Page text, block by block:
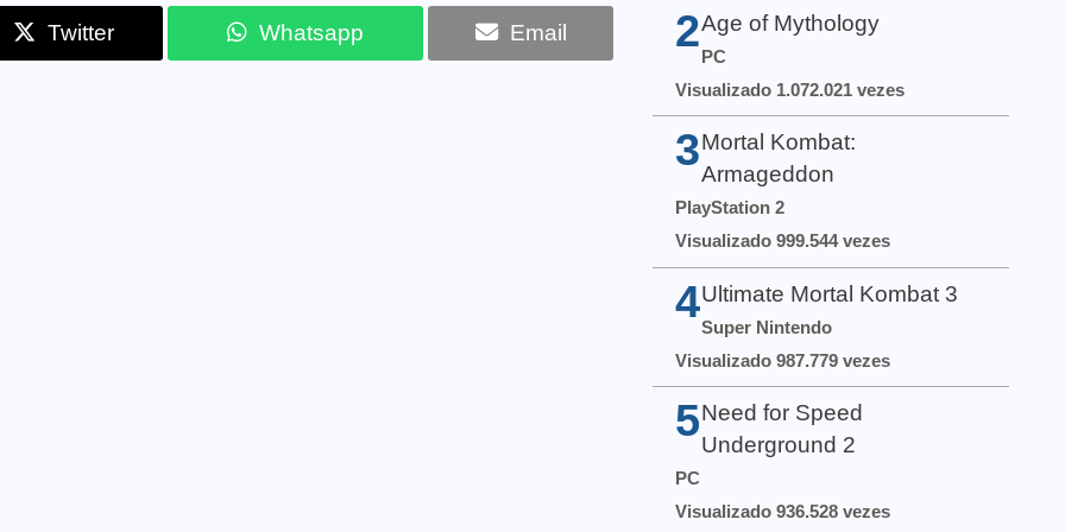
Twitter Whatsapp Email 2Age of Mythology
PC
Visualizado 1.072.021 vezes
3 Mortal Kombat:
Armageddon
PlayStation 2
Visualizado 999.544 vezes
4 Ultimate Mortal Kombat 3
Super Nintendo
Visualizado 987.779 vezes
5 Need for Speed
Underground 2
PC
Visualizado 936.528 vezes